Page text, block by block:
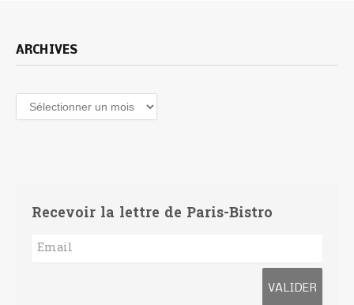
ARCHIVES
Archives
Recevoir la lettre de Paris-Bistro